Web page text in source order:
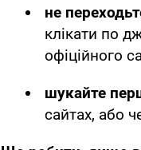
не
клікати по
офіційного
шукайте
сайтах, або